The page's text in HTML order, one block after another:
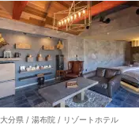
大分県 / 湯布院 / リゾートホテル